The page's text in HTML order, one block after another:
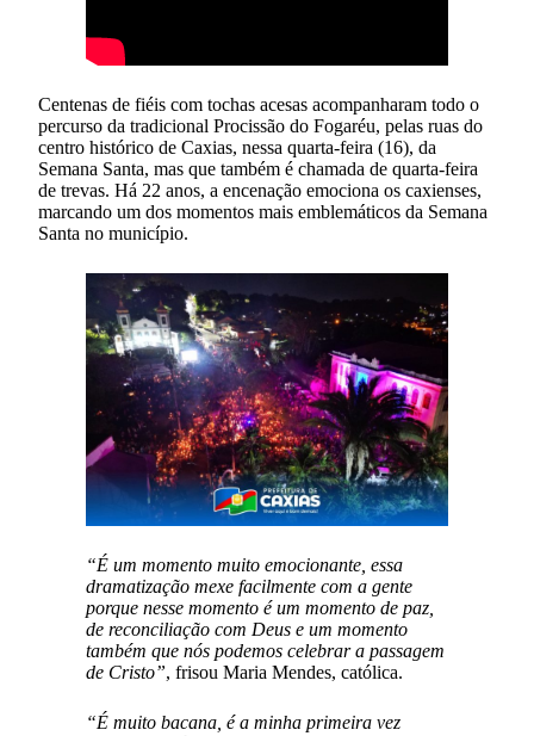
Centenas de fiéis com tochas acesas acompanharam todo o
percurso da tradicional Procissão do Fogaréu, pelas ruas do
centro histórico de Caxias, nessa quarta-feira (16), da
Semana Santa, mas que também é chamada de quarta-feira
de trevas. Há 22 anos, a encenação emociona os caxienses,
marcando um dos momentos mais emblemáticos da Semana
Santa no município.
“É um momento muito emocionante, essa
dramatização mexe facilmente com a gente
porque nesse momento é um momento de paz,
de reconciliação com Deus e um momento
também que nós podemos celebrar a passagem
de Cristo”, frisou Maria Mendes, católica.
“É muito bacana, é a minha primeira vez